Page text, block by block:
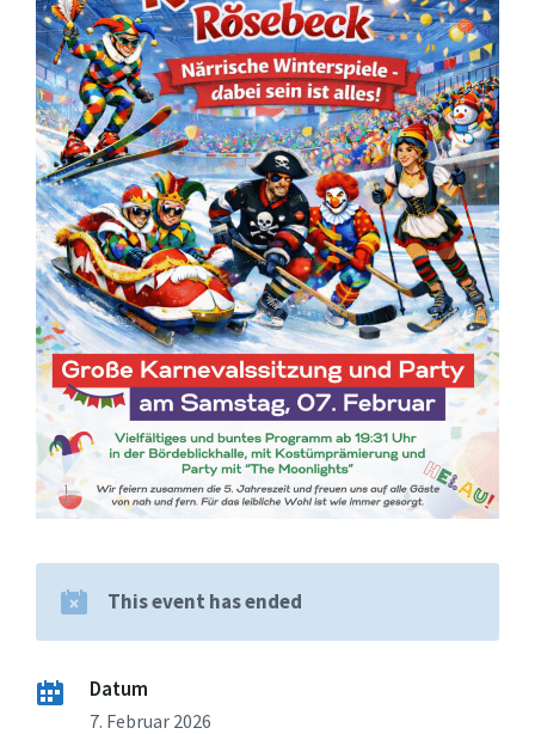
This event has ended
Datum
7. Februar 2026